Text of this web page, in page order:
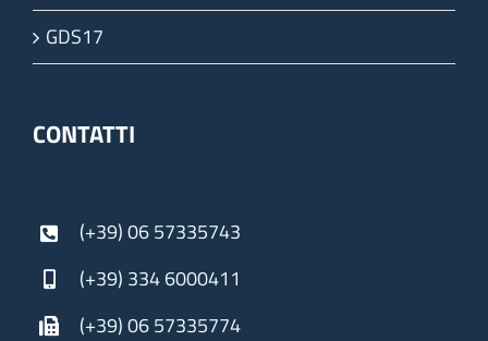
GDS17
CONTATTI
(+39) 06 57335743
(+39) 334 6000411
(+39) 06 57335774